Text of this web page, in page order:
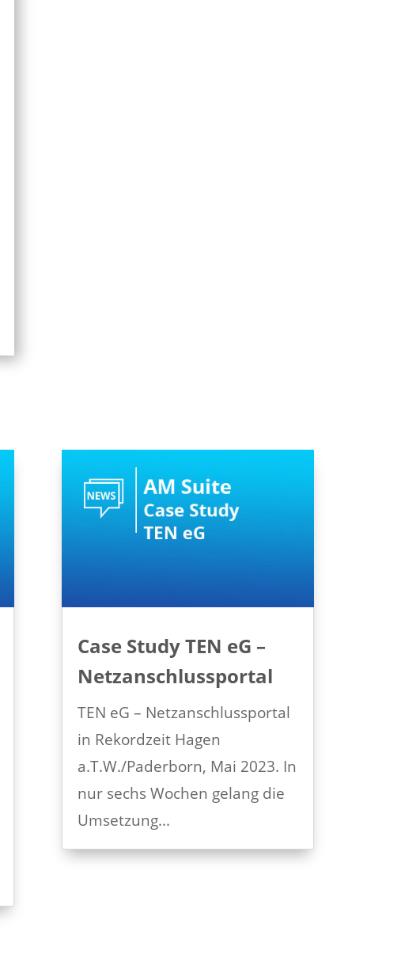
Case Study TEN eG –
Netzanschlussportal
TEN eG – Netzanschlussportal
in Rekordzeit Hagen
a.T.W./Paderborn, Mai 2023. In
nur sechs Wochen gelang die
Umsetzung...